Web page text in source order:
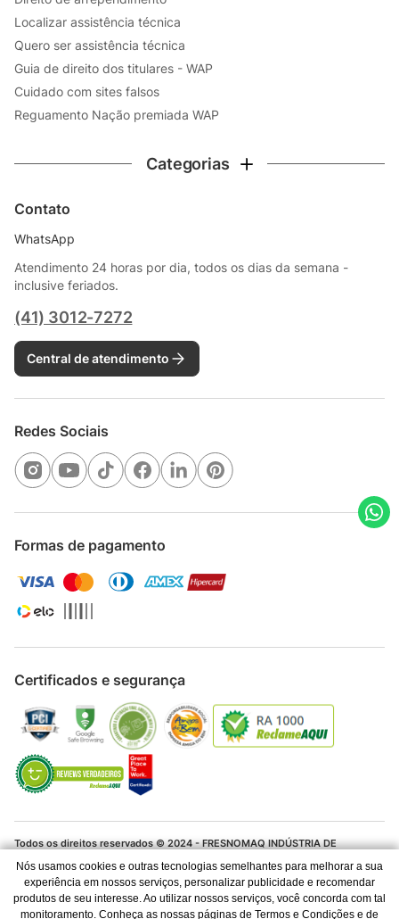
Nós usamos cookies e outras tecnologias semelhantes para melhorar a sua
experiência em nossos serviços, personalizar publicidade e recomendar
produtos de seu interesse. Ao utilizar nossos serviços, você concorda com tal
monitoramento. Conheça as nossas páginas de Termos e Condições e de
Localizar assistência técnica
Quero ser assistência técnica
Guia de direito dos titulares - WAP
Cuidado com sites falsos
Reguamento Nação premiada WAP
Categorias
Contato
WhatsApp
Atendimento 24 horas por dia, todos os dias da semana -
inclusive feriados.
(41) 3012-7272
Central de atendimento
Redes Sociais
Formas de pagamento
Certificados e segurança
Todos os direitos reservados © 2024 - FRESNOMAQ INDÚSTRIA DE
Os preços e condições de pagamento são válidos para o dia de hoje e
exclusivas via Internet. Ofertas válidas até o término de nossos estoques
para a Internet. Vendas sujeitas à análise, confirmação de dados e